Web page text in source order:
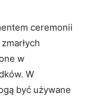
ceremonii⁤
w
W
być⁣ używane